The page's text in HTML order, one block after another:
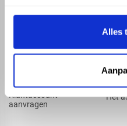
Alles
Beregening
Dak en gevel
Klantaccount
aanvragen
Het